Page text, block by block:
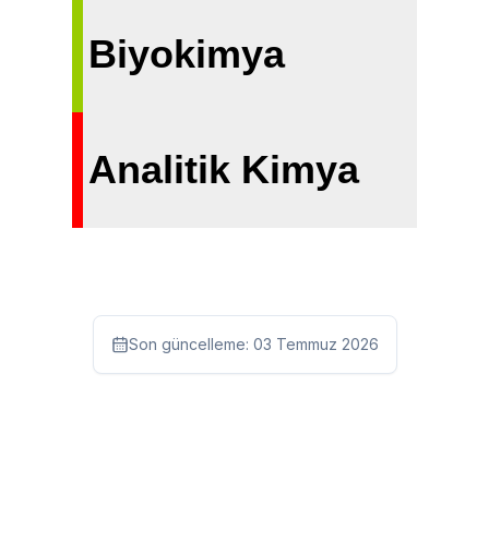
Biyokimya
Analitik Kimya
Son güncelleme: 03 Temmuz 2026